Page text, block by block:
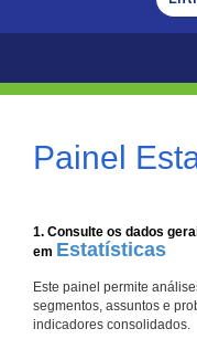
Painel
1. Consulte os dados
em Estatísticas
Este painel permite
segmentos, assuntos e
indicadores consolidados.